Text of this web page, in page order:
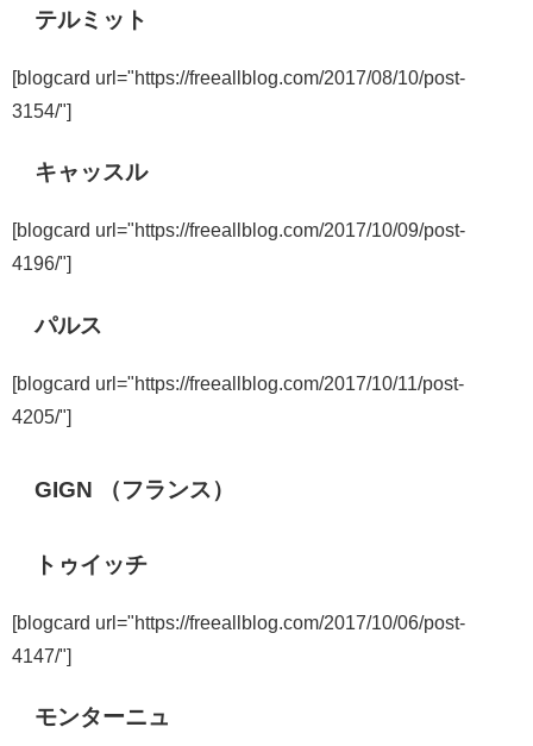
テルミット
[blogcard url="https://freeallblog.com/2017/08/10/post-
3154/"]
キャッスル
[blogcard url="https://freeallblog.com/2017/10/09/post-
4196/"]
パルス
[blogcard url="https://freeallblog.com/2017/10/11/post-
4205/"]
GIGN （フランス）
トゥイッチ
[blogcard url="https://freeallblog.com/2017/10/06/post-
4147/"]
モンターニュ